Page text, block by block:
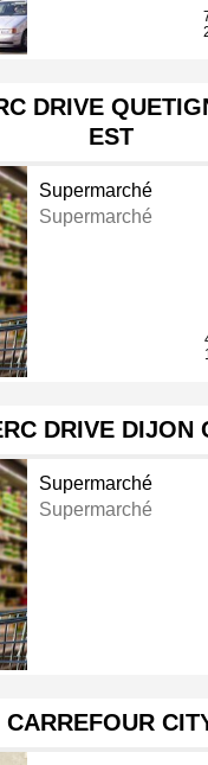
DRIVE
EST
Supermarché
Supermarché
DRIVE DIJON
Supermarché
Supermarché
CARREFOUR